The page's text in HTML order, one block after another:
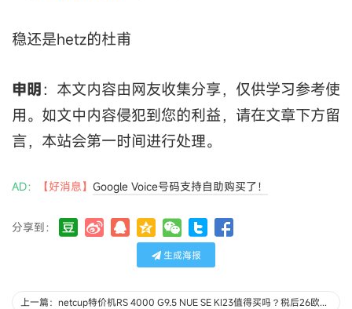
稳还是hetz的杜甫
申明 ：本文内容由网友收集分享，仅供学习参考使
用。如文中内容侵犯到您的利益，请在文章下方留
言，本站会第一时间进行处理。
AD： 【好消息】 Google Voice号码支持自助购买了！
分享到：
生成海报
上一篇：netcup特价机RS 4000 G9.5 NUE​​ SE KI23值得买吗？税后26欧多-风中奇缘